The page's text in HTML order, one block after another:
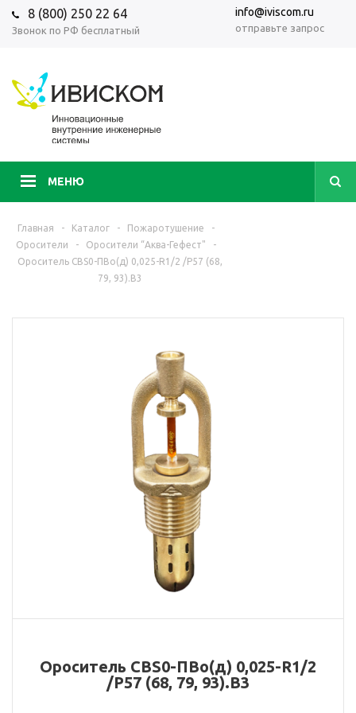
8 (800) 250 22 64
Звонок по РФ бесплатный
info@iviscom.ru
отправьте запрос
МЕНЮ
Главная - Каталог - Пожаротушение
-
Оросители
- Оросители “Аква-Гефест"
-
Ороситель CBS0-ПВо(д) 0,025-R1/2 /Р57 (68,
79, 93).В3
Ороситель CBS0-ПВо(д) 0,025-R1/2
/Р57 (68, 79, 93).В3